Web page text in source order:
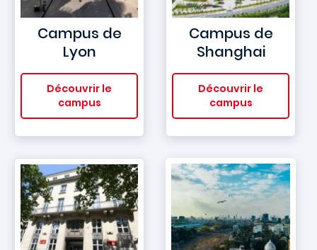
Campus de
Lyon
Découvrir le
campus
Campus de
Shanghai
Découvrir le
campus